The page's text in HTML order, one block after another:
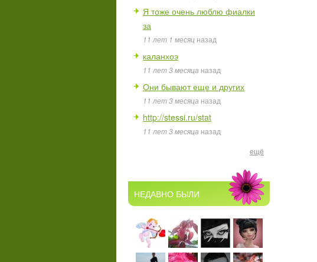
Я тоже очень люблю фиалки
за
11 лет 1 месяц назад
каланхоэ
11 лет 3 месяца назад
Они бывают еще и других
11 лет 3 месяца назад
http://stessi.ru/stat
11 лет 3 месяца назад
ещё
НЕДАВНО БЫЛИ